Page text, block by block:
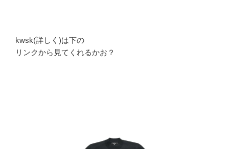
kwsk(詳しく)は下の
リンクから見てくれるかお？